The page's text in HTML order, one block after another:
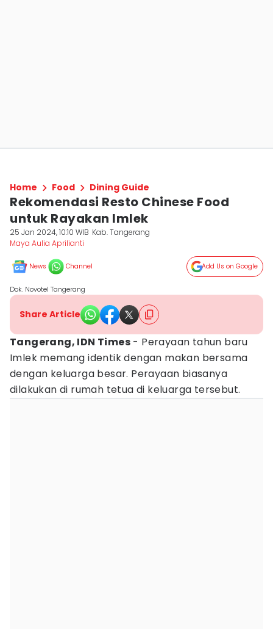
Home Food Dining Guide
Rekomendasi Resto Chinese Food
untuk Rayakan Imlek
25 Jan 2024, 10:10 WIB Kab. Tangerang
Maya Aulia Aprilianti
News Channel Add Us on Google
Dok. Novotel Tangerang
Share Article
Tangerang, IDN Times - Perayaan tahun baru
Imlek memang identik dengan makan bersama
dengan keluarga besar. Perayaan biasanya
dilakukan di rumah tetua di keluarga tersebut.